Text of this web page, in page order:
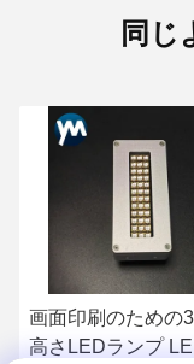
同じ
画面印刷のための
高さLEDランプ